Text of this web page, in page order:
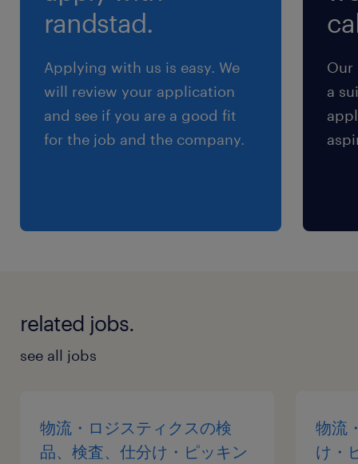
勤務先により残業がある場合もあり。できなくて
も相談OK！
交通費
※嬉しい交通費支給～☆車バイク通勤も相談Ｏ
Ｋ！
randstad.
Applying with us is easy. We
will review your application
and see if you are a good fit
for the job and the company.
Our
a
related jobs.
see all jobs
物流・ロジスティクスの検
品、検査、仕分け・ピッキン
物流
け・